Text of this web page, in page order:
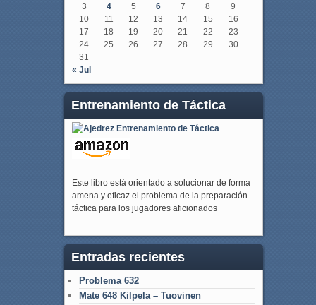
3
4 5 6 7 8
9
10
11 12 13 14 15
16
17
18 19 20 21 22
23
24
25 26 27 28 29
30
31
« Jul
Entrenamiento de Táctica
Este libro está orientado a solucionar de forma
amena y eficaz el problema de la preparación
táctica para los jugadores aficionados
Entradas recientes
Problema 632
Mate 648 Kilpela – Tuovinen